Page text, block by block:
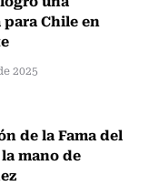
Chile en
2025
de la Fama del
mano de